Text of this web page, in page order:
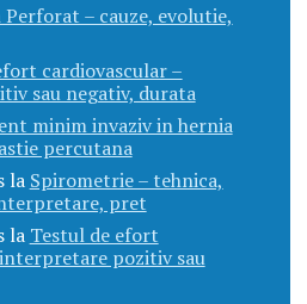
– cauze, evolutie,
cardiovascular –
sau negativ, durata
minim invaziv in hernia
percutana
la Spirometrie – tehnica,
pret
la Testul de efort
pozitiv sau